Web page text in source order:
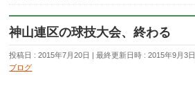
神山連区の球技大会、終わる
投稿日 : 2015年7月20日 最終更新日時 : 2015年9月3日
ブログ